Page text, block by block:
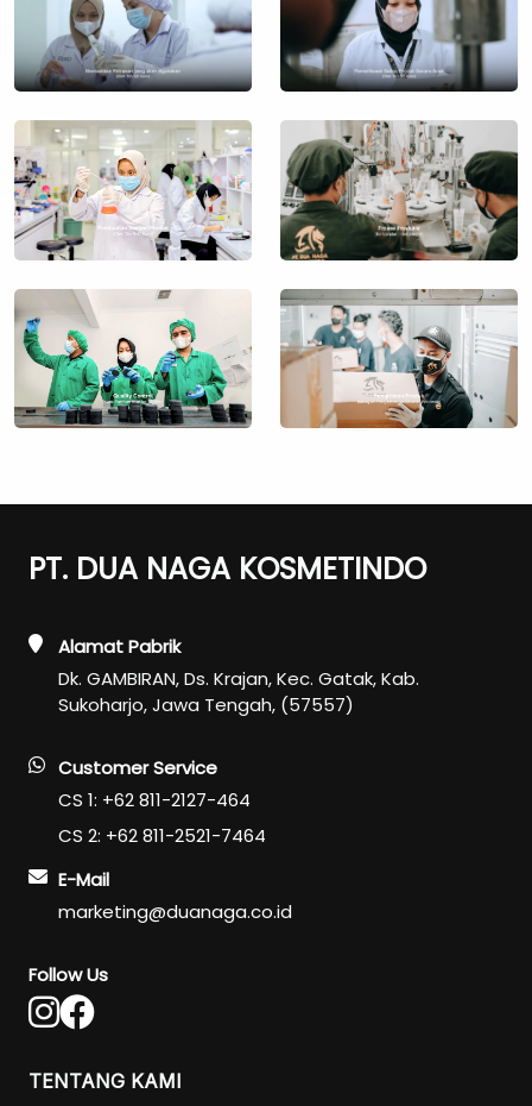
PT. DUA NAGA KOSMETINDO
Alamat Pabrik
Dk. GAMBIRAN, Ds. Krajan, Kec. Gatak, Kab.
Sukoharjo, Jawa Tengah, (57557)
Customer Service
CS 1: +62 811-2127-464
CS 2: +62 811-2521-7464
E-Mail
marketing@duanaga.co.id
Follow Us
TENTANG KAMI